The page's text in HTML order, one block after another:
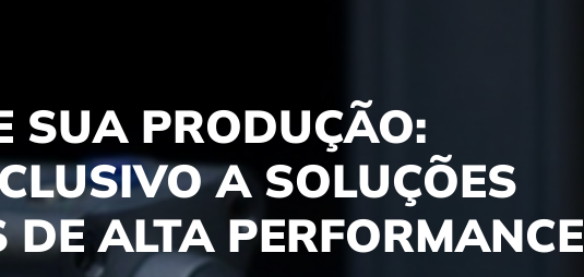
SUA PRODUÇÃO:
A SOLUÇÕES
ALTA PERFORMANCE